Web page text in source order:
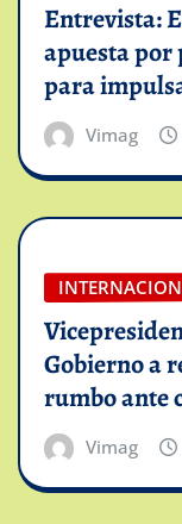
Entrevista:
apuesta
para
Vimag
Gobierno a
rumbo ante
Vimag